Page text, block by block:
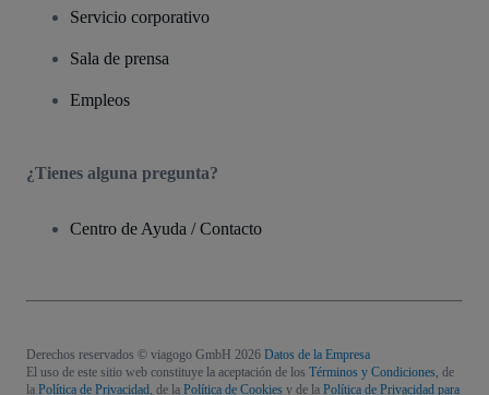
Servicio corporativo
Sala de prensa
Empleos
¿Tienes alguna pregunta?
Centro de Ayuda / Contacto
Derechos reservados © viagogo GmbH 2026 Datos de la Empresa
El uso de este sitio web constituye la aceptación de los Términos y Condiciones , de
la Política de Privacidad , de la Política de Cookies y de la Política de Privacidad para